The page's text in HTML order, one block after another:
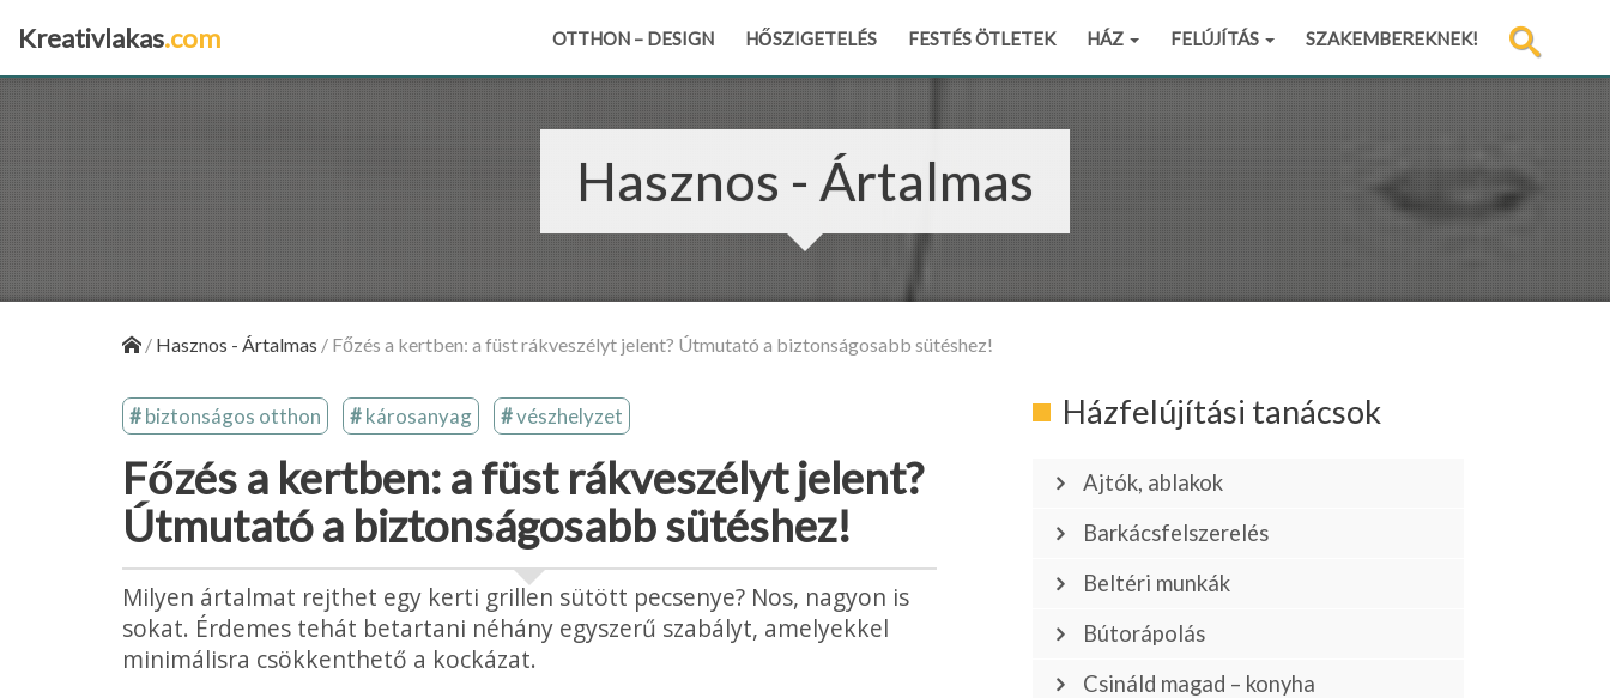
Kreativlakas.com OTTHON – DESIGN HŐSZIGETELÉS FESTÉS ÖTLETEK HÁZ FELÚJÍTÁS SZAKEMBEREKNEK!
Hasznos - Ártalmas
/ Hasznos - Ártalmas / Főzés a kertben: a füst rákveszélyt jelent? Útmutató a biztonságosabb sütéshez!
biztonságos otthon károsanyag vészhelyzet
Főzés a kertben: a füst rákveszélyt jelent?
Útmutató a biztonságosabb sütéshez!
Milyen ártalmat rejthet egy kerti grillen sütött pecsenye? Nos, nagyon is
sokat. Érdemes tehát betartani néhány egyszerű sza­bályt, amelyekkel
minimálisra csökkenthető a kockázat.
Házfelújítási tanácsok
Ajtók, ablakok
Barkácsfelszerelés
Beltéri munkák
Bútorápolás
Csináld magad – konyha